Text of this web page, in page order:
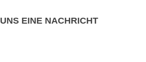
EINE NACHRICHT